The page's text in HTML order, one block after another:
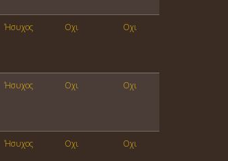
Ήσυχος Οχι Οχι
Ήσυχος Οχι Οχι
Ήσυχος Οχι Οχι